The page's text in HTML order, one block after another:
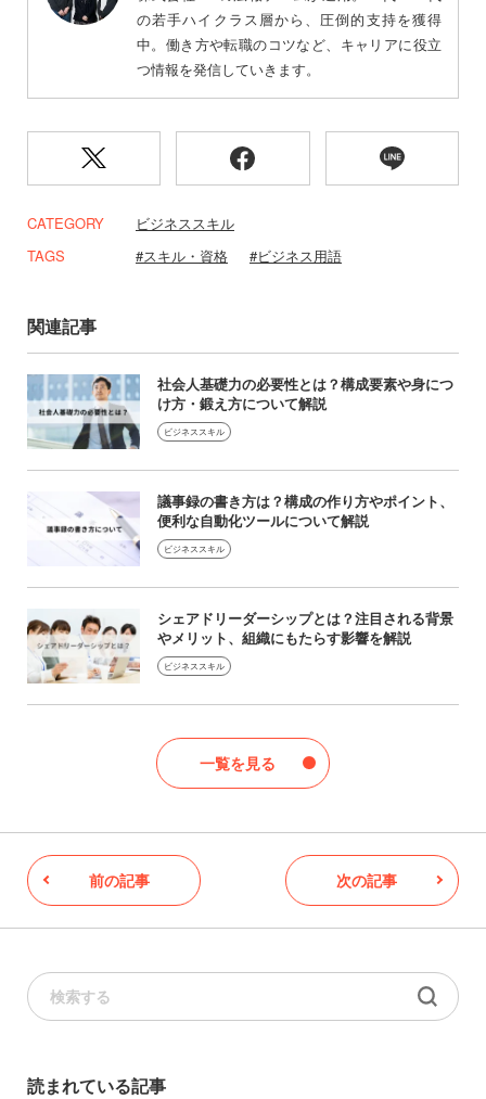
の若手ハイクラス層から、圧倒的支持を獲得
中。働き方や転職のコツなど、キャリアに役立
つ情報を発信していきます。
CATEGORY
ビジネススキル
TAGS
スキル・資格 ビジネス用語
関連記事
社会人基礎力の必要性とは？構成要素や身につ
け方・鍛え方について解説
ビジネススキル
議事録の書き方は？構成の作り方やポイント、
便利な自動化ツールについて解説
ビジネススキル
シェアドリーダーシップとは？注目される背景
やメリット、組織にもたらす影響を解説
ビジネススキル
一覧を見る
前の記事 次の記事
読まれている記事